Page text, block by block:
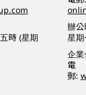
時 (星期
辦
星
企
電
郵: